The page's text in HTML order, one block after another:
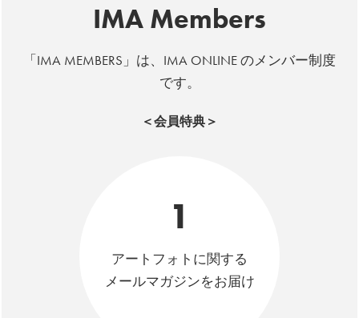
IMA Members
「IMA MEMBERS」は、IMA ONLINE のメンバー制度
です。
＜会員特典＞
1
アートフォトに関する
メールマガジンをお届け